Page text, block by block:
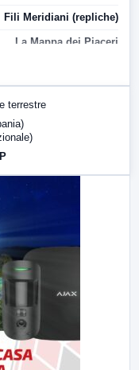
Fili Meridiani (repliche)
La Mappa dei Piaceri
terrestre